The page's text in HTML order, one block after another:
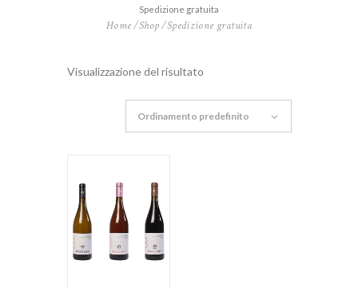
Spedizione gratuita
Home Shop Spedizione gratuita
Visualizzazione del risultato